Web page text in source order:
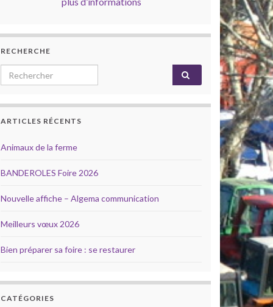
RECHERCHE
Search for:
ARTICLES RÉCENTS
Animaux de la ferme
BANDEROLES Foire 2026
Nouvelle affiche – Algema communication
Meilleurs vœux 2026
Bien préparer sa foire : se restaurer
CATÉGORIES